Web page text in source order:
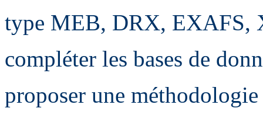
type MEB, DRX, EXAFS,
compléter les bases de
proposer une